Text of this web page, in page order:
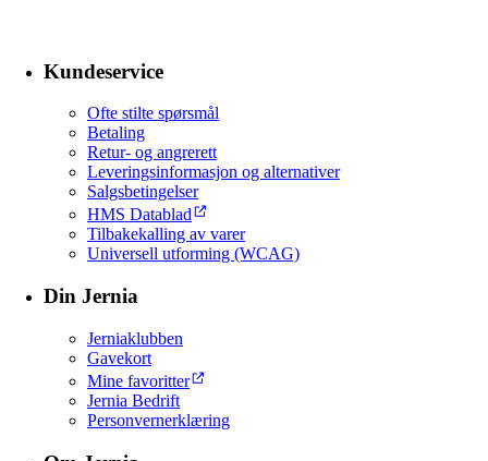
Kundeservice
Ofte stilte spørsmål
Betaling
Retur- og angrerett
Leveringsinformasjon og alternativer
Salgsbetingelser
HMS Datablad
Tilbakekalling av varer
Universell utforming (WCAG)
Din Jernia
Jerniaklubben
Gavekort
Mine favoritter
Jernia Bedrift
Personvernerklæring